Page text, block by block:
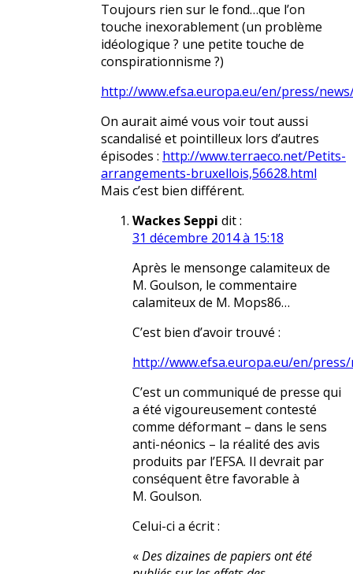
Toujours rien sur le fond…que l’on
touche inexorablement (un problème
idéologique ? une petite touche de
conspirationnisme ?)
http://www.efsa.europa.eu/en/press/
On aurait aimé vous voir tout aussi
scandalisé et pointilleux lors d’autres
épisodes : http://www.terraeco.net/Petits-
arrangements-bruxellois,56628.html
Mais c’est bien différent.
Wackes Seppi dit :
31 décembre 2014 à 15:18
Après le mensonge calamiteux de
M. Goulson, le commentaire
calamiteux de M. Mops86…
C’est bien d’avoir trouvé :
http://www.efsa.europa.eu/en/
C’est un communiqué de presse qui
a été vigoureusement contesté
comme déformant – dans le sens
anti-néonics – la réalité des avis
produits par l’EFSA. Il devrait par
conséquent être favorable à
M. Goulson.
Celui-ci a écrit :
«Des dizaines de papiers ont été